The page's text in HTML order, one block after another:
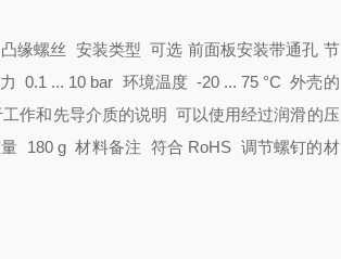
缘螺丝 安装类型 可选 前面板安装带通孔 节
0.1 ... 10 bar 环境温度 -20 ... 75 °C外壳的
工作和先导介质的说明 可以使用经过润滑的压
量 180 g材料备注 符合 RoHS 调节螺钉的材